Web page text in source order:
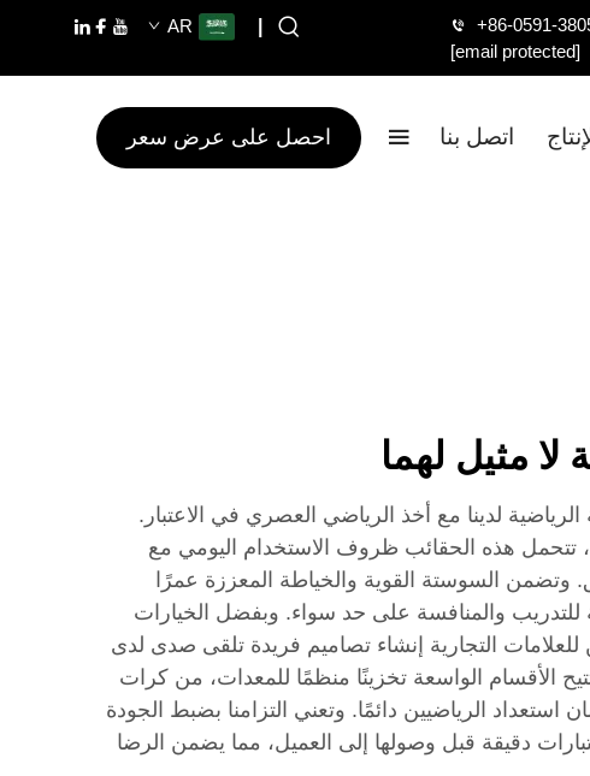
+86-0591-
[email protected]
AR
اتصل بنا احصل على عرض سعر
مثيل لهما
لدينا مع أخذ الرياضي العصري في الاعتبار.
تتحمل هذه الحقائب ظروف الاستخدام اليومي مع
وتضمن السوستة القوية والخياطة المعززة عمرًا
للتدريب والمنافسة على حد سواء. وبفضل الخيارات
للعلامات التجارية إنشاء تصاميم فريدة تلقى صدى لدى
الأقسام الواسعة تخزينًا منظمًا للمعدات، من كرات
استعداد الرياضيين دائمًا. وتعني التزامنا بضبط الجودة
دقيقة قبل وصولها إلى العميل، مما يضمن الرضا